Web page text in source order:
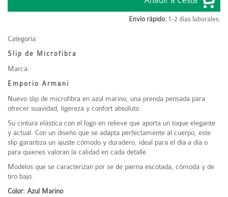
Envío rápido: 1-2 días laborales.
Categoría:
Slip de Microfibra
Marca:
Emporio Armani
Nuevo slip de microfibra en azul marino, una prenda pensada para
ofrecer suavidad, ligereza y confort absoluto.
Su cintura elástica con el logo en relieve que aporta un toque elegante
y actual. Con un diseño que se adapta perfectamente al cuerpo, este
slip garantiza un ajuste cómodo y duradero, ideal para el día a día o
para quienes valoran la calidad en cada detalle.
Modelos que se caracterizan por se de pierna escotada, cómoda y de
tiro bajo.
Color: Azul Marino